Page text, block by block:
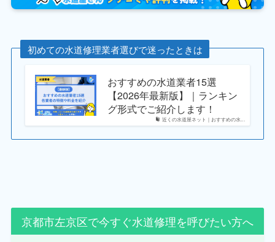
初めての水道修理業者選びで迷ったときは
近くの水道屋ネット｜おすすめの水...
おすすめの水道業者15選
【2026年最新版】｜ランキン
グ形式でご紹介します！
京都市左京区で今すぐ水道修理を呼びたい方へ